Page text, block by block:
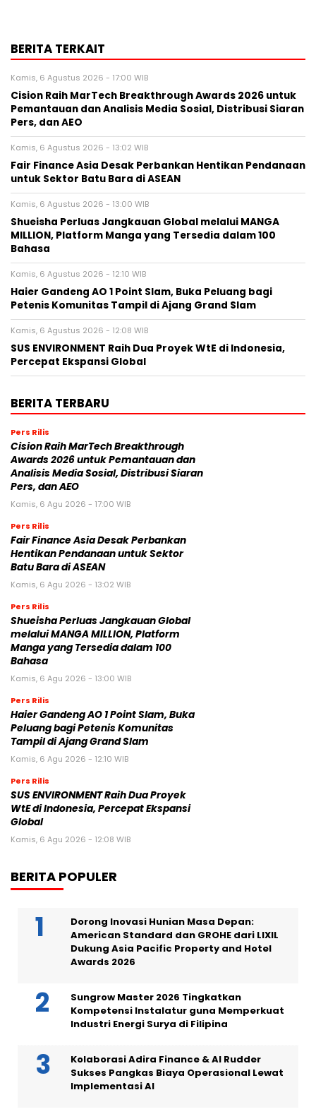
BERITA TERKAIT
Kamis, 6 Agustus 2026 - 17:00 WIB
Cision Raih MarTech Breakthrough Awards 2026 untuk
Pemantauan dan Analisis Media Sosial, Distribusi Siaran
Pers, dan AEO
Kamis, 6 Agustus 2026 - 13:02 WIB
Fair Finance Asia Desak Perbankan Hentikan Pendanaan
untuk Sektor Batu Bara di ASEAN
Kamis, 6 Agustus 2026 - 13:00 WIB
Shueisha Perluas Jangkauan Global melalui MANGA
MILLION, Platform Manga yang Tersedia dalam 100
Bahasa
Kamis, 6 Agustus 2026 - 12:10 WIB
Haier Gandeng AO 1 Point Slam, Buka Peluang bagi
Petenis Komunitas Tampil di Ajang Grand Slam
Kamis, 6 Agustus 2026 - 12:08 WIB
SUS ENVIRONMENT Raih Dua Proyek WtE di Indonesia,
Percepat Ekspansi Global
BERITA TERBARU
Pers Rilis
Cision Raih MarTech Breakthrough
Awards 2026 untuk Pemantauan dan
Analisis Media Sosial, Distribusi Siaran
Pers, dan AEO
Kamis, 6 Agu 2026 - 17:00 WIB
Pers Rilis
Fair Finance Asia Desak Perbankan
Hentikan Pendanaan untuk Sektor
Batu Bara di ASEAN
Kamis, 6 Agu 2026 - 13:02 WIB
Pers Rilis
Shueisha Perluas Jangkauan Global
melalui MANGA MILLION, Platform
Manga yang Tersedia dalam 100
Bahasa
Kamis, 6 Agu 2026 - 13:00 WIB
Pers Rilis
Haier Gandeng AO 1 Point Slam, Buka
Peluang bagi Petenis Komunitas
Tampil di Ajang Grand Slam
Kamis, 6 Agu 2026 - 12:10 WIB
Pers Rilis
SUS ENVIRONMENT Raih Dua Proyek
WtE di Indonesia, Percepat Ekspansi
Global
Kamis, 6 Agu 2026 - 12:08 WIB
BERITA POPULER
Dorong Inovasi Hunian Masa Depan:
American Standard dan GROHE dari LIXIL
Dukung Asia Pacific Property and Hotel
Awards 2026
Sungrow Master 2026 Tingkatkan
Kompetensi Instalatur guna Memperkuat
Industri Energi Surya di Filipina
Kolaborasi Adira Finance & AI Rudder
Sukses Pangkas Biaya Operasional Lewat
Implementasi AI